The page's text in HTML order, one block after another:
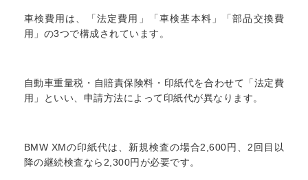
車検費用は、「法定費用」「車検基本料」「部品交換費
用」の3つで構成されています。
自動車重量税・自賠責保険料・印紙代を合わせて「法定費
用」といい、申請方法によって印紙代が異なります。
BMW XMの印紙代は、新規検査の場合2,600円、2回目以
降の継続検査なら2,300円が必要です。